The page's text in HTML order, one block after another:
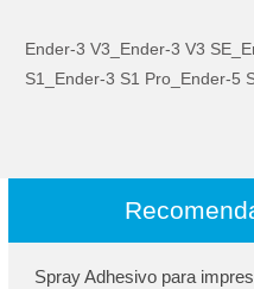
Ender-3 V3_Ender-3 V3
S1_Ender-3 S1 Pro_Ender-5
Spray Adhesivo para